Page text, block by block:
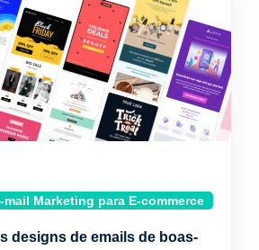
mail Marketing para E-commerce
designs de emails de boas-